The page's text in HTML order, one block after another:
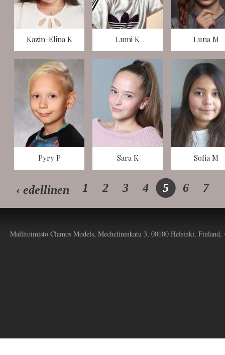
Kazin-Elina K Lumi K Luna M
Pyry P Sara K Sofia M
‹ edellinen 1 2 3 4 5 6 7
Mallitoimisto Clamos Models, Mechelininkatu 3, 00100 Helsinki,